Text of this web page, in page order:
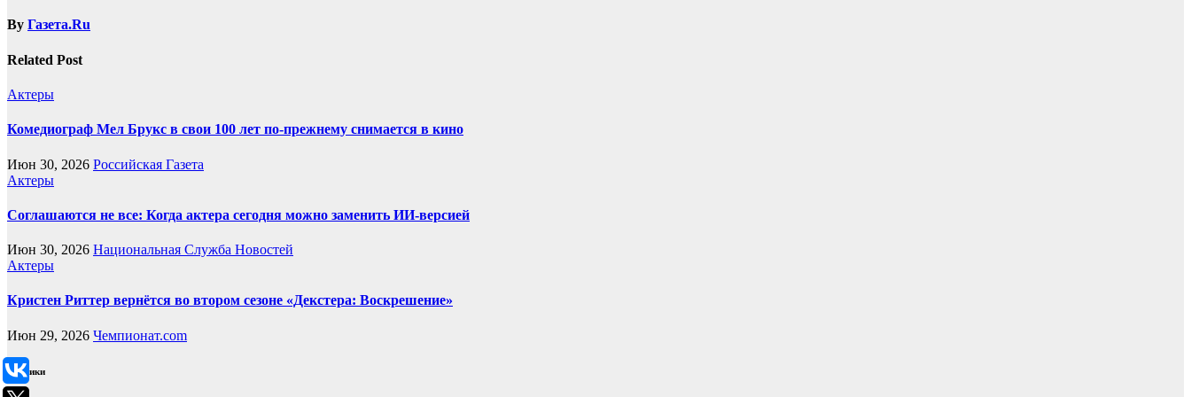
By Газета.Ru
Related Post
Актеры
Комедиограф Мел Брукс в свои 100 лет по-прежнему снимается в кино
Июн 30, 2026 Российская Газета
Актеры
Соглашаются не все: Когда актера сегодня можно заменить ИИ-версией
Июн 30, 2026 Национальная Служба Новостей
Актеры
Кристен Риттер вернётся во втором сезоне «Декстера: Воскрешение»
Июн 29, 2026 Чемпионат.com
Рубрики